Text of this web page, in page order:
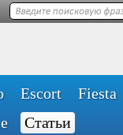
Escort Fiesta
Статьи